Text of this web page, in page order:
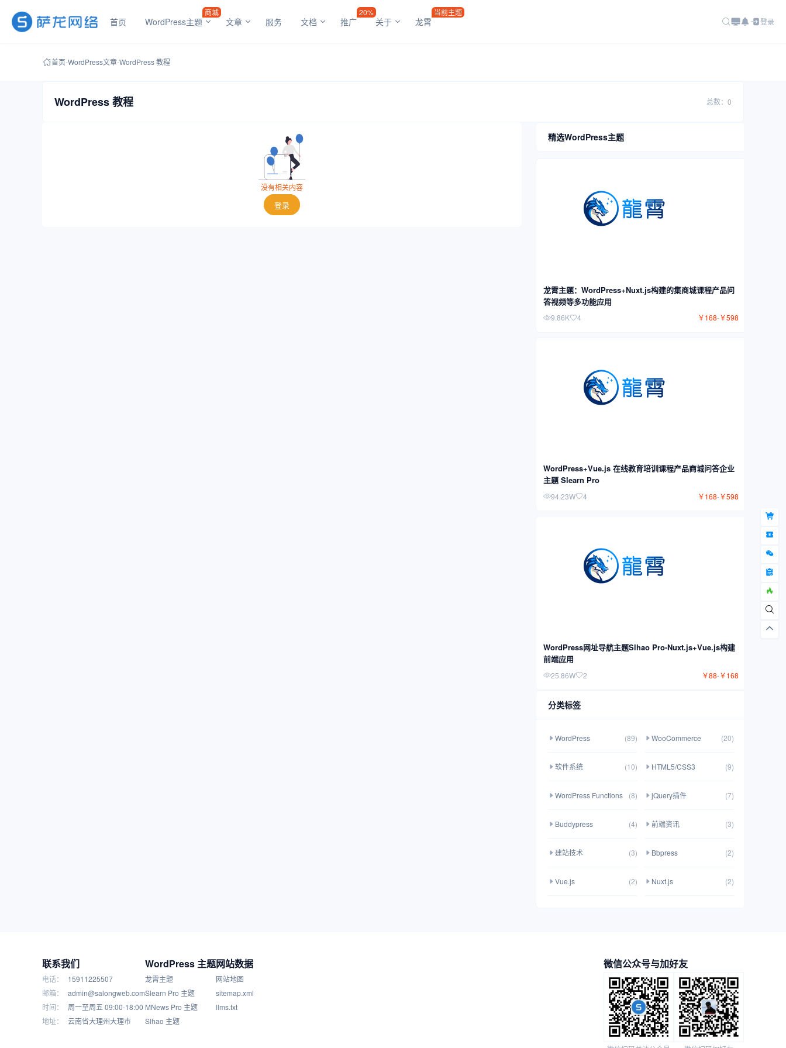
首页 WordPress主题
商城
文章 服务 文档 推广
20%
关于 龙霄
当前主题
登录
首页-WordPress文章-WordPress 教程
WordPress 教程 总数：0
没有相关内容
登录
精选WordPress主题
龙霄主题：WordPress+Nuxt.js构建的集商城课程产品问
答视频等多功能应用
9.86K 4 ￥168-￥598
WordPress+Vue.js 在线教育培训课程产品商城问答企业
主题 Slearn Pro
94.23W 4 ￥168-￥598
WordPress网址导航主题Slhao Pro-Nuxt.js+Vue.js构建
前端应用
25.86W 2 ￥88-￥168
分类标签
WordPress (89) WooCommerce (20)
软件系统 (10) HTML5/CSS3 (9)
WordPress Functions (8) jQuery插件 (7)
Buddypress (4) 前端资讯 (3)
建站技术 (3) Bbpress (2)
Vue.js (2) Nuxt.js (2)
联系我们
电话：
15911225507
邮箱：
admin@salongweb.com
时间：
周一至周五 09:00-18:00
地址：
云南省大理州大理市
WordPress 主题
龙霄主题
Slearn Pro 主题
MNews Pro 主题
Slhao 主题
网站数据
网站地图
sitemap.xml
llms.txt
微信公众号与加好友